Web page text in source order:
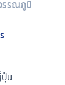
รรณภูมิ
น